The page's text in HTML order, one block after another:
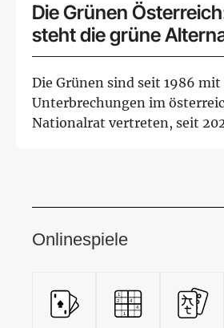
Die Grünen
steht die grüne
fordern sie? Die
Die Grünen sind seit 1986 mit
Unterbrechungen im
Nationalrat vertreten, seit
Onlinespiele